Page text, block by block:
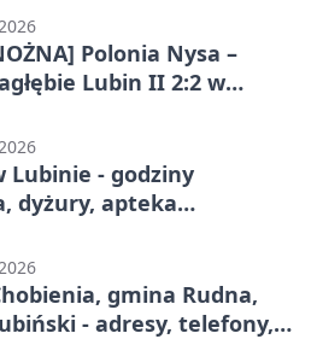
Polonia Nysa –
Lubin II 2:2 w
Lubinie - godziny
dyżury, apteka
gmina Rudna,
- adresy, telefony,